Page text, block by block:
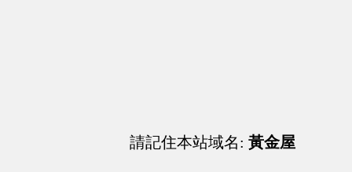
請記住本站域名: 黃金屋